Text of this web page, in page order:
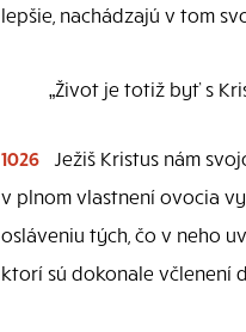
lepšie, nachádzajú v tom
„Život je totiž byť s
1026
Ježiš Kristus nám
v plnom vlastnení ovocia
osláveniu tých, čo v neho
ktorí sú dokonale včlenení